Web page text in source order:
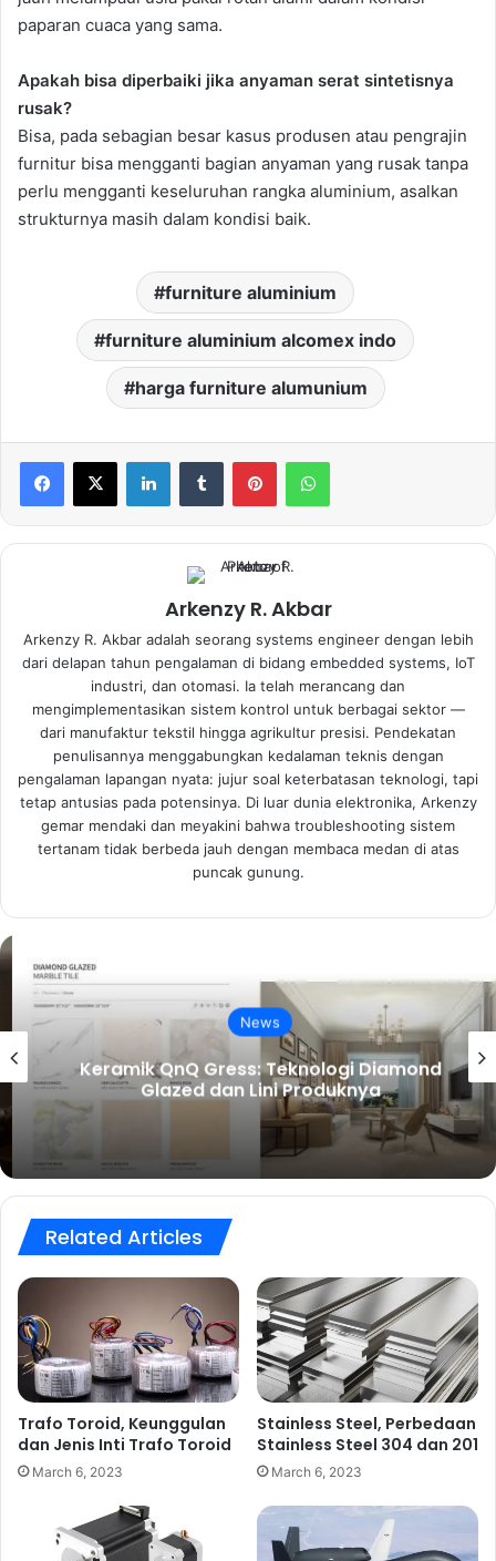
paparan cuaca yang sama.
Apakah bisa diperbaiki jika anyaman serat sintetisnya
rusak?
Bisa, pada sebagian besar kasus produsen atau pengrajin
furnitur bisa mengganti bagian anyaman yang rusak tanpa
perlu mengganti keseluruhan rangka aluminium, asalkan
strukturnya masih dalam kondisi baik.
furniture aluminium
furniture aluminium alcomex indo
harga furniture alumunium
LinkedInTumblr PinterestWhatsApp
Arkenzy R. Akbar
Arkenzy R. Akbar adalah seorang systems engineer dengan lebih
dari delapan tahun pengalaman di bidang embedded systems, IoT
industri, dan otomasi. Ia telah merancang dan
mengimplementasikan sistem kontrol untuk berbagai sektor —
dari manufaktur tekstil hingga agrikultur presisi. Pendekatan
penulisannya menggabungkan kedalaman teknis dengan
pengalaman lapangan nyata: jujur soal keterbatasan teknologi, tapi
tetap antusias pada potensinya. Di luar dunia elektronika, Arkenzy
gemar mendaki dan meyakini bahwa troubleshooting sistem
tertanam tidak berbeda jauh dengan membaca medan di atas
puncak gunung.
News
Keramik QnQ Gress: Teknologi Diamond
Glazed dan Lini Produknya
Related Articles
Trafo Toroid, Keunggulan
dan Jenis Inti Trafo Toroid
March 6, 2023
Stainless Steel, Perbedaan
Stainless Steel 304 dan 201
March 6, 2023